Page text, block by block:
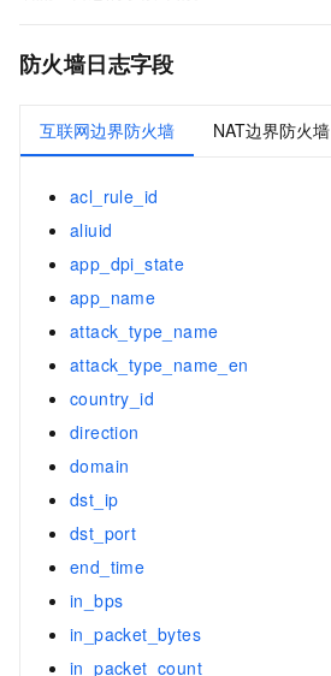
防火墙日志字段
互联网边界防火墙 NAT边界防火墙
acl_rule_id
aliuid
app_dpi_state
app_name
attack_type_name
attack_type_name_en
country_id
direction
domain
dst_ip
dst_port
end_time
in_bps
in_packet_bytes
in_packet_count